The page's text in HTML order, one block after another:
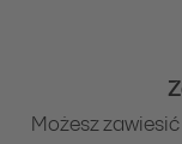
Możesz